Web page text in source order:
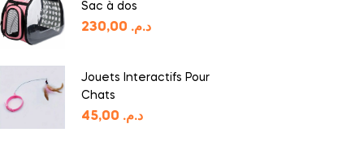
Sac à dos
د.م.
Jouets Interactifs Pour
Chats
د.م.